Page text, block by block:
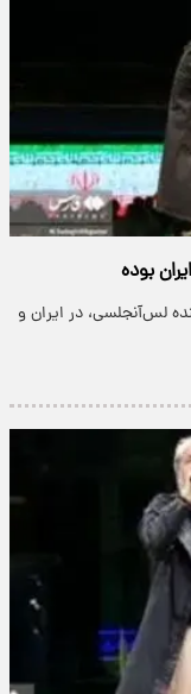
لس‌آنجلسی، در ایران و